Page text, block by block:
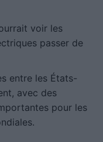
voir les
passer de
entre les États-
avec des
pour les